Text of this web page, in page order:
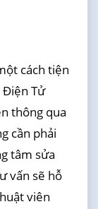
cách tiện
Điện Tử
thông qua
cần phải
tâm sửa
vấn sẽ hỗ
viên